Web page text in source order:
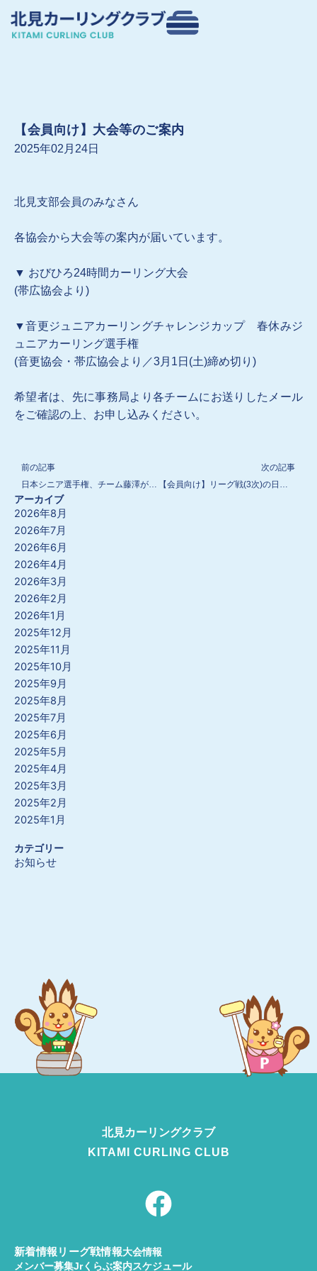
アーカイブ
2026年8月
2026年7月
2026年6月
2026年4月
2026年3月
2026年2月
2026年1月
2025年12月
2025年11月
2025年10月
2025年9月
2025年8月
2025年7月
2025年6月
2025年5月
2025年4月
2025年3月
2025年2月
2025年1月
カテゴリー
お知らせ
【会員向け】大会等のご案内
2025年02月24日
北見支部会員のみなさん
各協会から大会等の案内が届いています。
▼ おびひろ24時間カーリング大会
(帯広協会より)
▼音更ジュニアカーリングチャレンジカップ 春休みジ
ュニアカーリング選手権
(音更協会・帯広協会より／3月1日(土)締め切り)
希望者は、先に事務局より各チームにお送りしたメール
をご確認の上、お申し込みください。
Prev
前の記事
日本シニア選手権、チーム藤澤が決勝進出！
次の記事
【会員向け】リーグ戦(3次)の日程表と結果を更新しました
北見カーリングクラブ
KITAMI CURLING CLUB
a
e
新着情報 リーグ戦情報大会情報
メンバー募集Jrくらぶ案内スケジュール